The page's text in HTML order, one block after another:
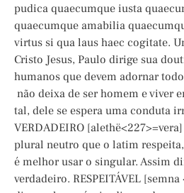
pudica quaecumque iusta
quaecumque amabilia
virtus si qua laus haec cogitate.
Cristo Jesus, Paulo dirige sua
humanos que devem adornar
não deixa de ser homem e viver
tal, dele se espera uma conduta
VERDADEIRO
plural neutro que o latim
é melhor usar o singular. Assim
verdadeiro. RESPEITÁVEL